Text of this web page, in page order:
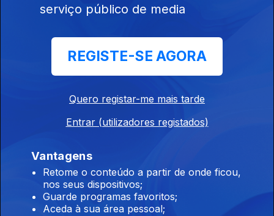
Tuaregue' (Sahara) Concerto Rudolstadt 6.7.2025 (AP)
Música do Afeganistão 2 Pure and True Rubab ( 2006)
Intérprete - Quraishi
serviço público de media
REGISTE-SE AGORA
Quero registar-me mais tarde
Entrar (utilizadores registados)
Vantagens
Retome o conteúdo a partir de onde ficou,
nos seus dispositivos;
Guarde programas favoritos;
Aceda à sua área pessoal;